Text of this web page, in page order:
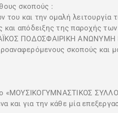
σκοπούς :
και την ομαλή λειτουργία
και απόδειξης της παροχής
ΠΟΔΟΣΦΑΙΡΙΚΗ ΑΝΩΝΥΜΗ
σκοπούς και
ο «ΜΟΥΣΙΚΟΓΥΜΝΑΣΤΙΚΟΣ
και για την κάθε μία